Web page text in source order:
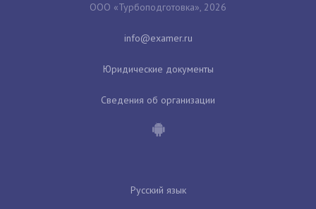
ООО «Турбоподготовка», 2026
Юридические документы
Сведения об организации
Русский язык